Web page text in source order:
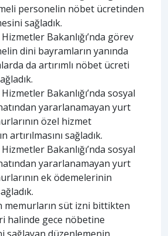
personelin nöbet ücretinden
sağladık.
Bakanlığı’nda görev
dini bayramların yanında
da artırımlı nöbet ücreti
Bakanlığı’nda sosyal
yararlanamayan yurt
özel hizmet
artırılmasını sağladık.
Bakanlığı’nda sosyal
yararlanamayan yurt
ek ödemelerinin
memurların süt izni bittikten
halinde gece nöbetine